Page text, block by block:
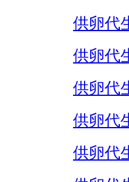
供卵代
供卵代
供卵代
供卵代
供卵代